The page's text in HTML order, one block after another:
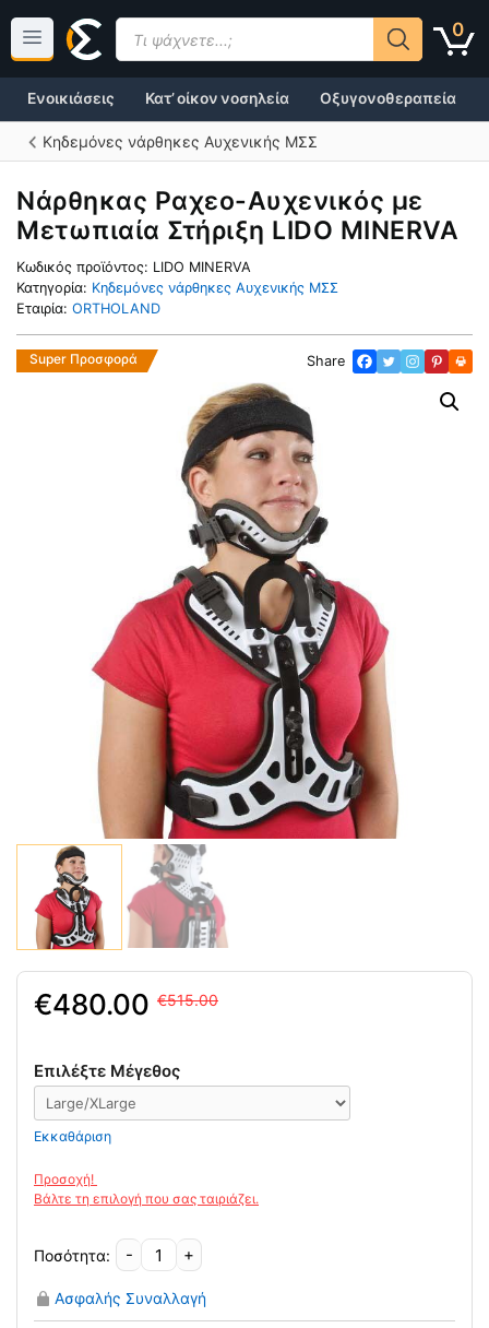
περιεχόμενο
0
Products
search
Κατ’ οίκον νοσηλεία Οξυγονοθεραπεία
Ενοικιάσεις
Κηδεμόνες νάρθηκες Αυχενικής ΜΣΣ
Νάρθηκας Ραχεo-Αυχενικός με
Μετωπιαία Στήριξη LIDO MINERVA
Κωδικός προϊόντος: LIDO MINERVA
Κατηγορία: Κηδεμόνες νάρθηκες Αυχενικής ΜΣΣ
Εταιρία: ORTHOLAND
Share
Super Προσφορά
515.00
480.00
480.00€.
Επιλέξτε Μέγεθος
Εκκαθάριση
-
Νάρθηκας
Ραχεo-
Αυχενικός
+
Ασφαλής Συναλλαγή